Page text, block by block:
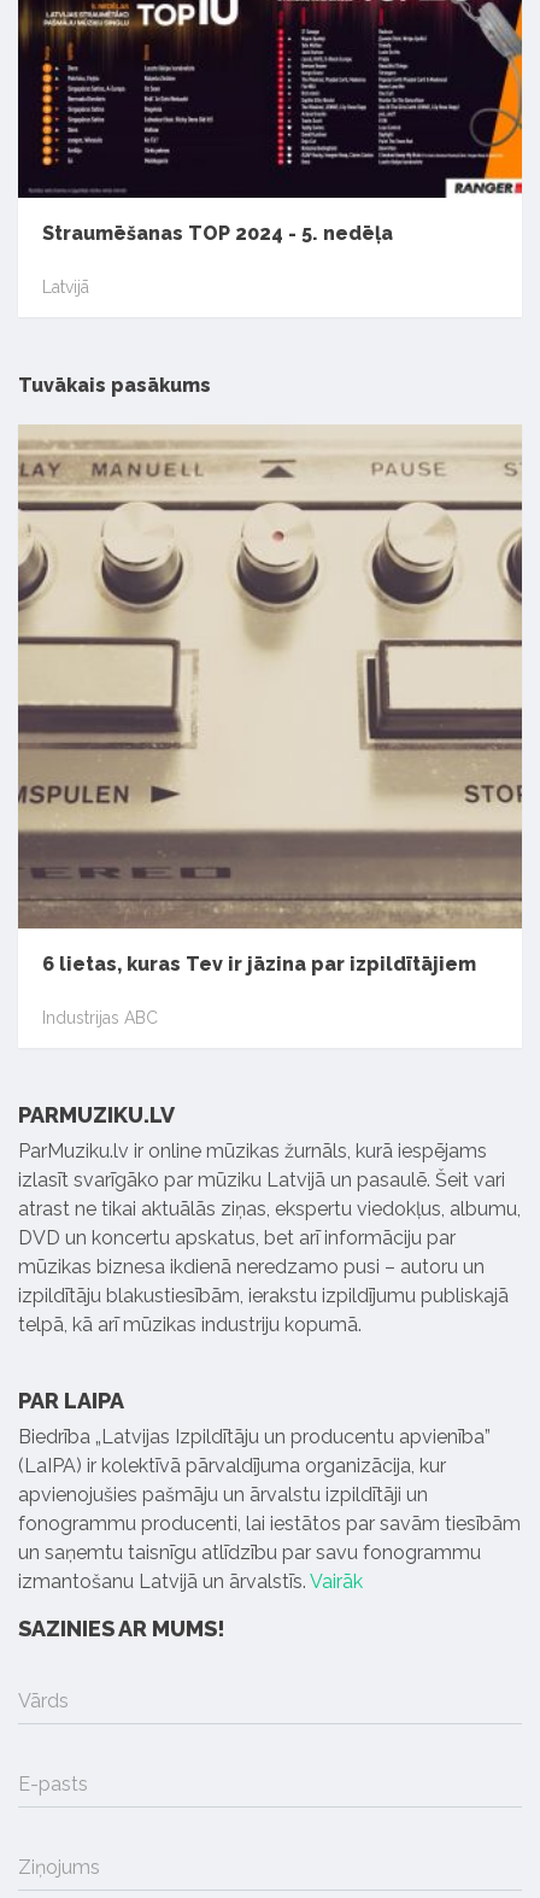
Straumēšanas TOP 2024 - 5. nedēļa
Latvijā
Tuvākais pasākums
6 lietas, kuras Tev ir jāzina par izpildītājiem
Industrijas ABC
PARMUZIKU.LV
ParMuziku.lv ir online mūzikas žurnāls, kurā iespējams
izlasīt svarīgāko par mūziku Latvijā un pasaulē. Šeit vari
atrast ne tikai aktuālās ziņas, ekspertu viedokļus, albumu,
DVD un koncertu apskatus, bet arī informāciju par
mūzikas biznesa ikdienā neredzamo pusi – autoru un
izpildītāju blakustiesībām, ierakstu izpildījumu publiskajā
telpā, kā arī mūzikas industriju kopumā.
PAR LAIPA
Biedrība „Latvijas Izpildītāju un producentu apvienība”
(LaIPA) ir kolektīvā pārvaldījuma organizācija, kur
apvienojušies pašmāju un ārvalstu izpildītāji un
fonogrammu producenti, lai iestātos par savām tiesībām
un saņemtu taisnīgu atlīdzību par savu fonogrammu
izmantošanu Latvijā un ārvalstīs. Vairāk
SAZINIES AR MUMS!
Vārds
E-pasts
Ziņojums